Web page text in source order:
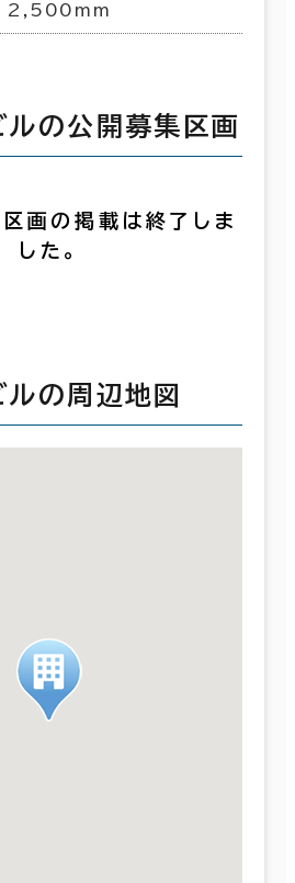
2,500mm
ルの公開募集区画
画の掲載は終了しま
した。
ルの周辺地図